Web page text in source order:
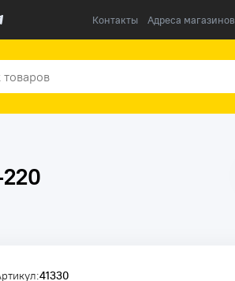
Контакты Адреса магазинов
41330